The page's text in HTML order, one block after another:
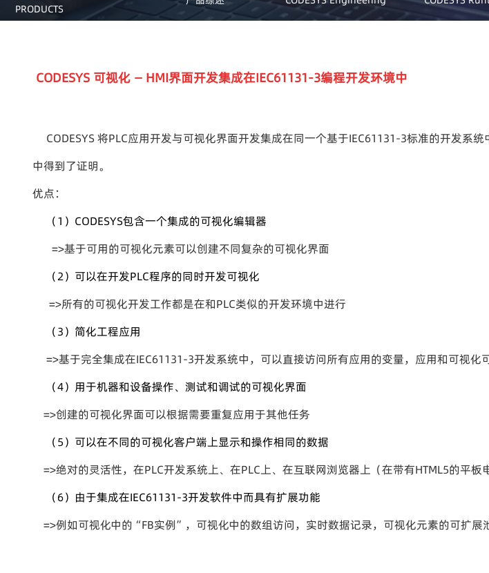
PRODUCTS
CODESYS 可视化 — HMI界面开发集成在IEC61131-3编程开发环境中
CODESYS 将PLC应用开发与可视化界面开发集成在同一个基于IEC61131-3标准的开发系
中得到了证明。
优点：
（1）CODESYS包含一个集成的可视化编辑器
=>基于可用的可视化元素可以创建不同复杂的可视化界面
（2）可以在开发PLC程序的同时开发可视化
=>所有的可视化开发工作都是在和PLC类似的开发环境中进行
（3）简化工程应用
=>基于完全集成在IEC61131-3开发系统中，可以直接访问所有应用的变量，应用和可视化
（4）用于机器和设备操作、测试和调试的可视化界面
=>创建的可视化界面可以根据需要重复应用于其他任务
（5）可以在不同的可视化客户端上显示和操作相同的数据
=>绝对的灵活性，在PLC开发系统上、在PLC上、在互联网浏览器上（在带有HTML5的平
（6）由于集成在IEC61131-3开发软件中而具有扩展功能
=>例如可视化中的“FB实例”，可视化中的数组访问，实时数据记录，可视化元素的可扩展